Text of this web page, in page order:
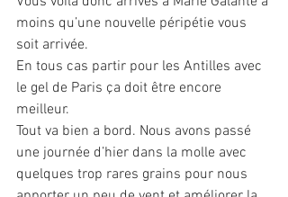
moins qu’une nouvelle péripétie vous
soit arrivée.
En tous cas partir pour les Antilles avec
le gel de Paris ça doit être encore
meilleur.
Tout va bien a bord. Nous avons passé
une journée d’hier dans la molle avec
quelques trop rares grains pour nous